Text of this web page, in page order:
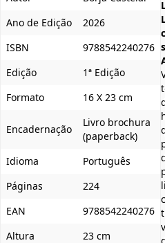
Ano de Edição
2026
ISBN
9788542240276
Edição
1ª Edição
Formato
16 X 23 cm
Encadernação
Livro brochura
(paperback)
Idioma
Português
Páginas
224
EAN
9788542240276
Altura
23 cm